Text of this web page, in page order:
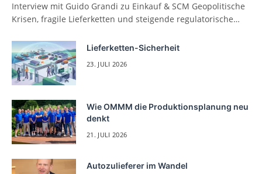
Interview mit Guido Grandi zu Einkauf & SCM Geopolitische
Krisen, fragile Lieferketten und steigende regulatorische…
Lieferketten-Sicherheit
23. JULI 2026
Wie OMMM die Produktionsplanung neu
denkt
21. JULI 2026
Autozulieferer im Wandel